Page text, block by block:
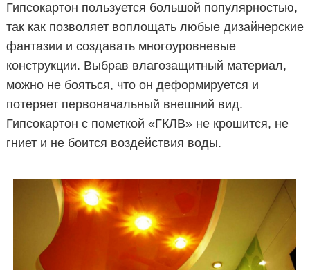
Гипсокартон пользуется большой популярностью,
так как позволяет воплощать любые дизайнерские
фантазии и создавать многоуровневые
конструкции. Выбрав влагозащитный материал,
можно не бояться, что он деформируется и
потеряет первоначальный внешний вид.
Гипсокартон с пометкой «ГКЛВ» не крошится, не
гниет и не боится воздействия воды.